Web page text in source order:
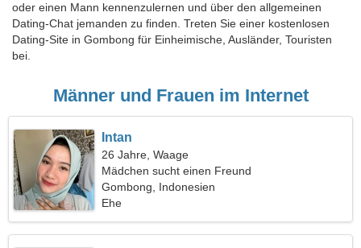
oder einen Mann kennenzulernen und über den allgemeinen
Dating-Chat jemanden zu finden. Treten Sie einer kostenlosen
Dating-Site in Gombong für Einheimische, Ausländer, Touristen
bei.
Männer und Frauen im Internet
Intan
26 Jahre, Waage
Mädchen sucht einen Freund
Gombong, Indonesien
Ehe